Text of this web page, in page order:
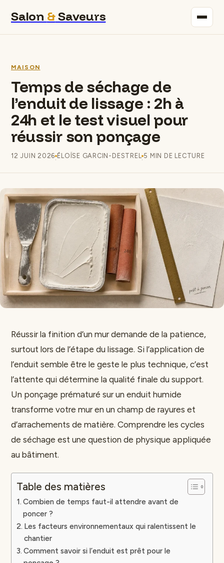
Salon &Saveurs
Gastronomie
Bricolage
Déco
MAISON
Temps de séchage de
l’enduit de lissage : 2h à
24h et le test visuel pour
réussir son ponçage
12 JUIN 2026·ÉLOÏSE GARCIN-DESTREL·5 MIN DE LECTURE
Réussir la finition d’un mur demande de la patience,
surtout lors de l’étape du lissage. Si l’application de
l’enduit semble être le geste le plus technique, c’est
l’attente qui détermine la qualité finale du support.
Un ponçage prématuré sur un enduit humide
transforme votre mur en un champ de rayures et
d’arrachements de matière. Comprendre les cycles
de séchage est une question de physique appliquée
au bâtiment.
Table des matières
Combien de temps faut-il attendre avant de
poncer ?
Les facteurs environnementaux qui ralentissent le
chantier
Comment savoir si l’enduit est prêt pour le